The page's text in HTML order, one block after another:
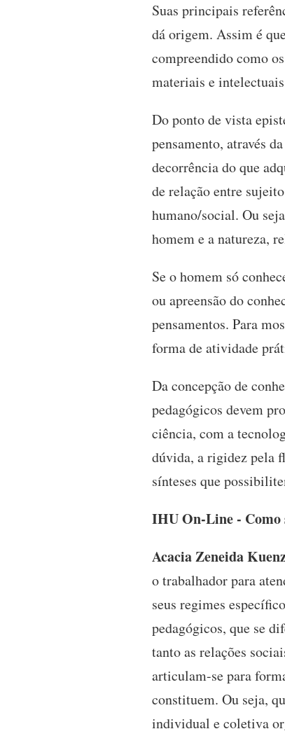
Suas principais
dá origem. Assim é
compreendido como
materiais e
Do ponto de vista
pensamento, através
decorrência do que
de relação entre
humano/social. Ou
homem e a natureza,
Se o homem só
ou apreensão do
pensamentos. Para
forma de atividade
Da concepção de
pedagógicos devem
ciência, com a
dúvida, a rigidez pela
sínteses que
IHU On-Line - Como
Acacia Zeneida
o trabalhador para
seus regimes
pedagógicos, que se
tanto as relações
articulam-se para
constituem. Ou seja,
individual e coletiva